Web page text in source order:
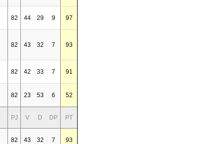
82 44 29 9 97
82 43 32 7 93
82 42 33 7 91
82 23 53 6 52
PJ V D DP PT
82 43 32 7 93